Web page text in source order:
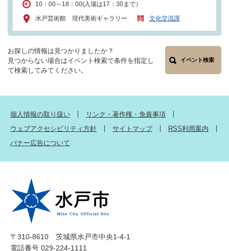
10：00～18：00(入場は17：30まで）
水戸芸術館 現代美術ギャラリー
文化交流課
お探しの情報は見つかりましたか？
見つからない場合はイベント検索で条件を指定し
て検索してみてください。
イベント検索
個人情報の取り扱い
リンク・著作権・免責事項
ウェブアクセシビリティ方針
サイトマップ
RSS利用案内
バナー広告について
〒310-8610 茨城県水戸市中央1-4-1
電話番号 029-224-1111